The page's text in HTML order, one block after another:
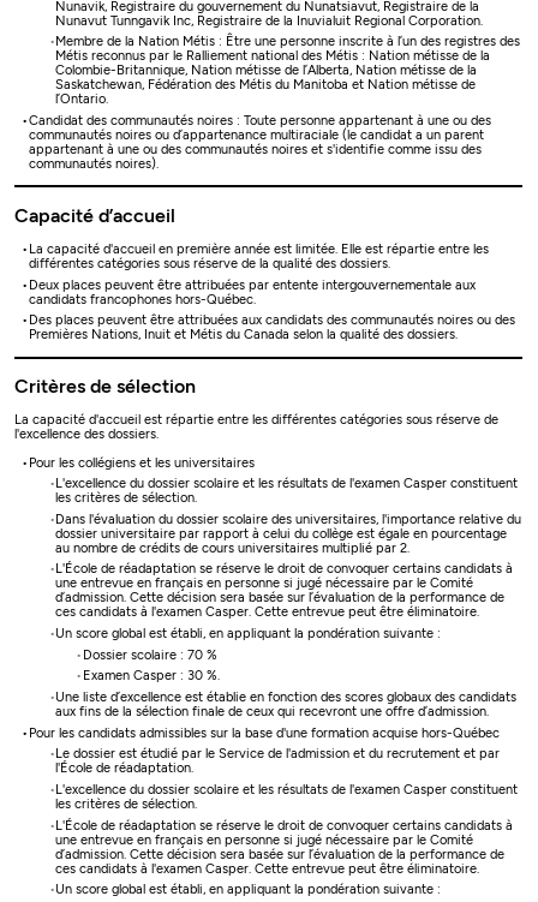
Nunavik, Registraire du gouvernement du Nunatsiavut, Registraire de la
Nunavut Tunngavik Inc, Registraire de la Inuvialuit Regional Corporation.
Membre de la Nation Métis : Être une personne inscrite à l’un des registres des
Métis reconnus par le Ralliement national des Métis : Nation métisse de la
Colombie-Britannique, Nation métisse de l’Alberta, Nation métisse de la
Saskatchewan, Fédération des Métis du Manitoba et Nation métisse de
l’Ontario.
Candidat des communautés noires : Toute personne appartenant à une ou des
communautés noires ou d’appartenance multiraciale (le candidat a un parent
appartenant à une ou des communautés noires et s'identifie comme issu des
communautés noires).
Capacité d’accueil
La capacité d'accueil en première année est limitée. Elle est répartie entre les
différentes catégories sous réserve de la qualité des dossiers.
Deux places peuvent être attribuées par entente intergouvernementale aux
candidats francophones hors-Québec.
Des places peuvent être attribuées aux candidats des communautés noires ou des
Premières Nations, Inuit et Métis du Canada selon la qualité des dossiers.
Critères de sélection
La capacité d'accueil est répartie entre les différentes catégories sous réserve de
l'excellence des dossiers.
Pour les collégiens et les universitaires
L'excellence du dossier scolaire et les résultats de l'examen Casper constituent
les critères de sélection.
Dans l'évaluation du dossier scolaire des universitaires, l'importance relative du
dossier universitaire par rapport à celui du collège est égale en pourcentage
au nombre de crédits de cours universitaires multiplié par 2.
L'École de réadaptation se réserve le droit de convoquer certains candidats à
une entrevue en français en personne si jugé nécessaire par le Comité
d’admission. Cette décision sera basée sur l’évaluation de la performance de
ces candidats à l'examen Casper. Cette entrevue peut être éliminatoire.
Un score global est établi, en appliquant la pondération suivante :
Dossier scolaire : 70 %
Examen Casper : 30 %.
Une liste d’excellence est établie en fonction des scores globaux des candidats
aux fins de la sélection finale de ceux qui recevront une offre d’admission.
Pour les candidats admissibles sur la base d'une formation acquise hors-Québec
Le dossier est étudié par le Service de l'admission et du recrutement et par
l'École de réadaptation.
L'excellence du dossier scolaire et les résultats de l'examen Casper constituent
les critères de sélection.
L'École de réadaptation se réserve le droit de convoquer certains candidats à
une entrevue en français en personne si jugé nécessaire par le Comité
d’admission. Cette décision sera basée sur l’évaluation de la performance de
ces candidats à l'examen Casper. Cette entrevue peut être éliminatoire.
Un score global est établi, en appliquant la pondération suivante :